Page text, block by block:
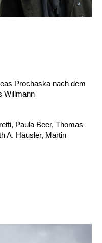
Prochaska nach dem
Willmann
Paula Beer, Thomas
A. Häusler, Martin